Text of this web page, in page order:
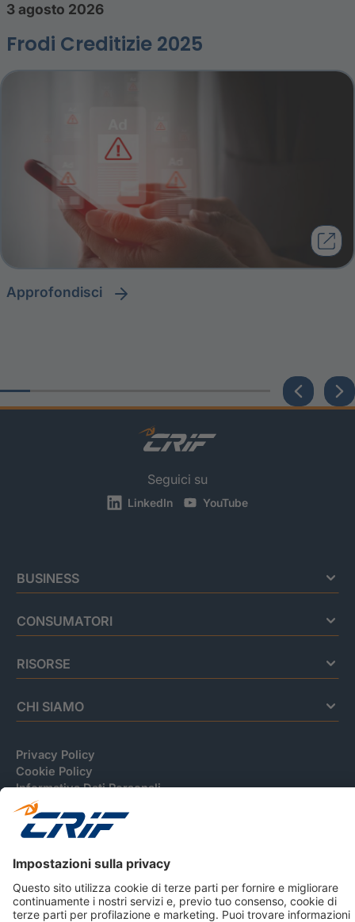
3 agosto 2026
Frodi Creditizie 2025
approfondisci
Seguici su
LinkedIn YouTube
BUSINESS
CONSUMATORI
RISORSE
CHI SIAMO
Privacy Policy
Cookie Policy
Informativa Dati Personali
CRIF Business Ethics
Accessibilità
Informativa Privacy Relativa Al Sistema Di Informazioni